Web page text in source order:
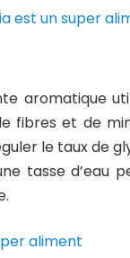
aromatique
fibres et de
le taux de
tasse d’eau